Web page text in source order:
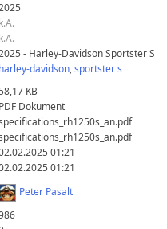
k.A.
k.A.
- Harley-Davidson Sportster S
harley-davidson,sportster s
KB
PDF Dokument
01:21
01:21
Peter Pasalt